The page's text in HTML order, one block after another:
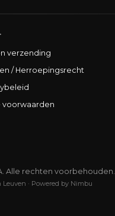
verzending
/ Herroepingsrecht
voorwaarden
Alle rechten voorbehouden.
Leuven · Powered by Nimbu